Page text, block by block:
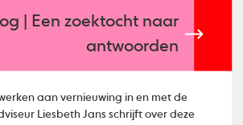
| Een zoektocht naar
antwoorden
aan vernieuwing in en met de
Liesbeth Jans schrijft over deze